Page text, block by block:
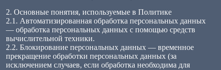
2. Основные понятия, используемые в Политике
2.1. Автоматизированная обработка персональных данных
— обработка персональных данных с помощью средств
вычислительной техники.
2.2. Блокирование персональных данных — временное
прекращение обработки персональных данных (за
исключением случаев, если обработка необходима для